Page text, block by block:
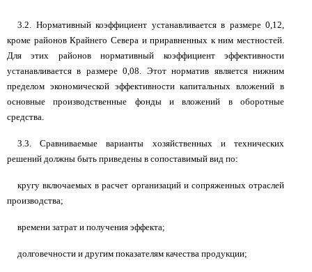
3.2. Нормативный коэффициент устанавливается в размере 0,12,
кроме районов Крайнего Севера и приравненных к ним местностей.
Для этих районов нормативный коэффициент эффективности
устанавливается в размере 0,08. Этот норматив является нижним
пределом экономической эффективности капитальных вложений в
основные производственные фонды и вложений в оборотные
средства.
3.3. Сравниваемые варианты хозяйственных и технических
решений должны быть приведены в сопоставимый вид по:
кругу включаемых в расчет организаций и сопряженных отраслей
производства;
времени затрат и получения эффекта;
долговечности и другим показателям качества продукции;